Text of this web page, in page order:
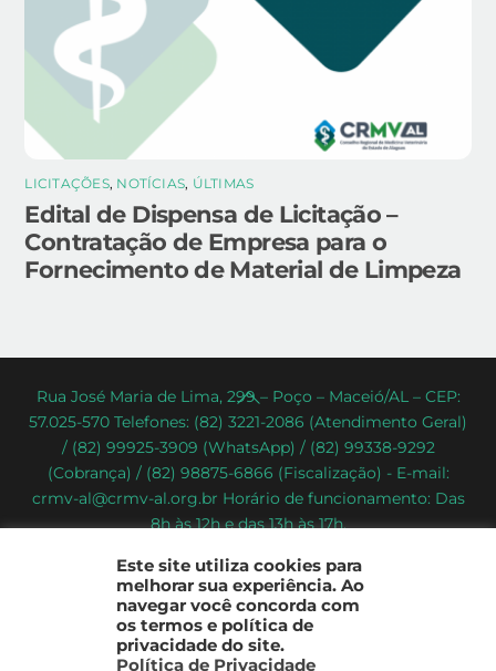
LICITAÇÕES, NOTÍCIAS, ÚLTIMAS
Edital de Dispensa de Licitação –
Contratação de Empresa para o
Fornecimento de Material de Limpeza
Back
To
Top
Rua José Maria de Lima, 299 – Poço – Maceió/AL – CEP:
57.025-570 Telefones: (82) 3221-2086 (Atendimento Geral)
/ (82) 99925-3909 (WhatsApp) / (82) 99338-9292
(Cobrança) / (82) 98875-6866 (Fiscalização) - E-mail:
crmv-al@crmv-al.org.br Horário de funcionamento: Das
8h às 12h e das 13h às 17h.
Estado de Alagoas
2022 - © Todos os direitos reservados
Este site utiliza cookies para
melhorar sua experiência. Ao
navegar você concorda com
os termos e política de
privacidade do site.
Política de Privacidade